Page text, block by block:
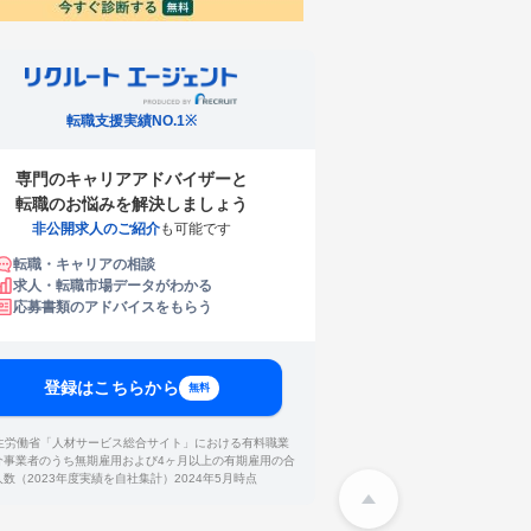
転職支援実績NO.1※
専門のキャリアアドバイザーと
転職のお悩みを解決しましょう
非公開求人のご紹介も可能です
転職・キャリアの相談
求人・転職市場データがわかる
応募書類のアドバイスをもらう
登録はこちらから 無料
働省「人材サービス総合サイト」における有料職業
事業者のうち無期雇用および4ヶ月以上の有期雇用の合
数（2023年度実績を自社集計）2024年5月時点